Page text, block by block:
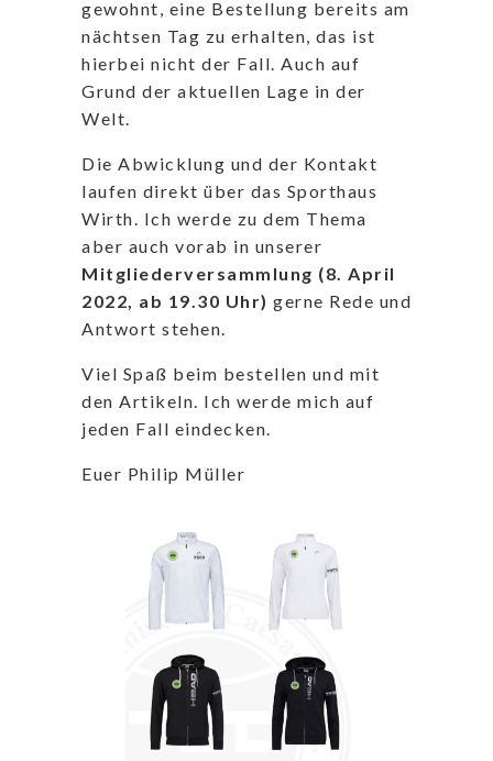
gewohnt, eine Bestellung bereits am
nächtsen Tag zu erhalten, das ist
hierbei nicht der Fall. Auch auf
Grund der aktuellen Lage in der
Welt.
Die Abwicklung und der Kontakt
laufen direkt über das Sporthaus
Wirth. Ich werde zu dem Thema
aber auch vorab in unserer
Mitgliederversammlung (8. April
2022, ab 19.30 Uhr) gerne Rede und
Antwort stehen.
Viel Spaß beim bestellen und mit
den Artikeln. Ich werde mich auf
jeden Fall eindecken.
Euer Philip Müller